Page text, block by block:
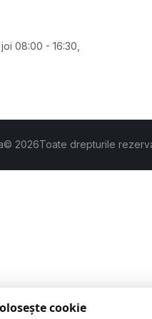
08:00 - 16:30,
© 2026Toate drepturile
cookie